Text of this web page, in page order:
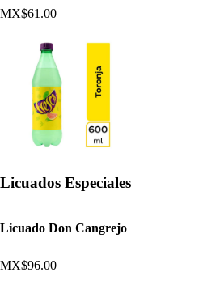
MX$61.00
Licuados Especiales
Licuado Don Cangrejo
MX$96.00